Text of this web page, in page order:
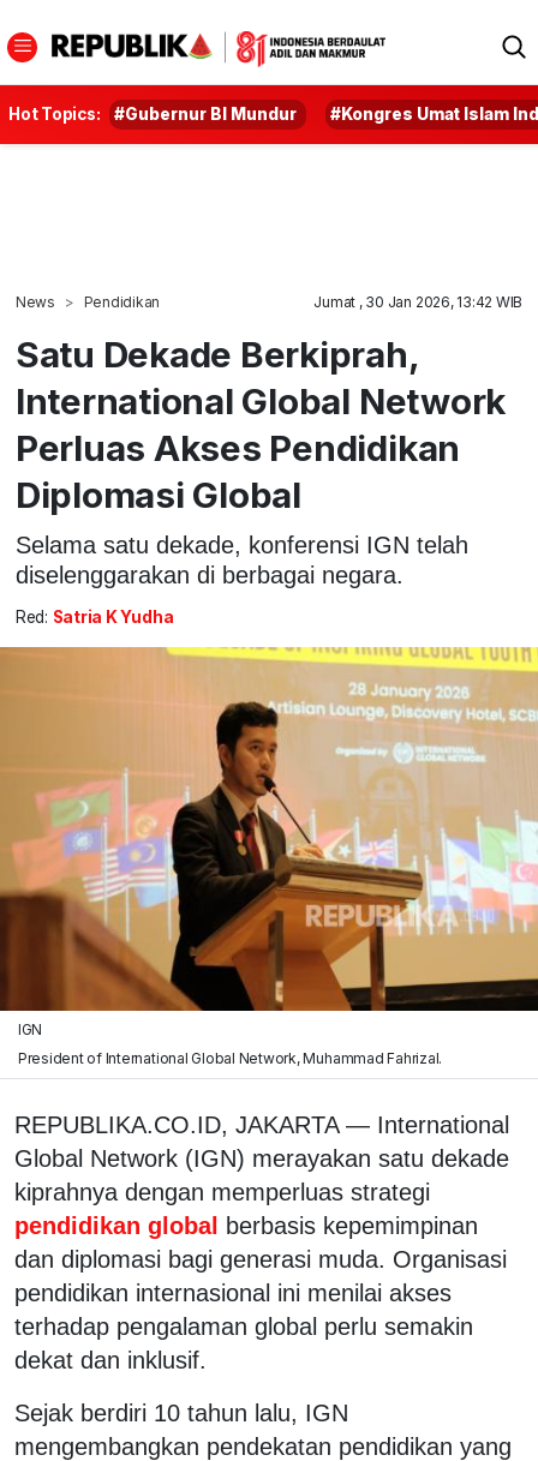
Hot Topics: #Gubernur BI Mundur #Kongres Umat Islam
News Pendidikan Jumat , 30 Jan 2026, 13:42 WIB
Satu Dekade Berkiprah,
International Global Network
Perluas Akses Pendidikan
Diplomasi Global
Selama satu dekade, konferensi IGN telah
diselenggarakan di berbagai negara.
Red: Satria K Yudha
IGN
President of International Global Network, Muhammad Fahrizal.
REPUBLIKA.CO.ID, JAKARTA — International
Global Network (IGN) merayakan satu dekade
kiprahnya dengan memperluas strategi
pendidikan global
berbasis kepemimpinan
dan diplomasi bagi generasi muda. Organisasi
pendidikan internasional ini menilai akses
terhadap pengalaman global perlu semakin
dekat dan inklusif.
Sejak berdiri 10 tahun lalu, IGN
mengembangkan pendekatan pendidikan yang